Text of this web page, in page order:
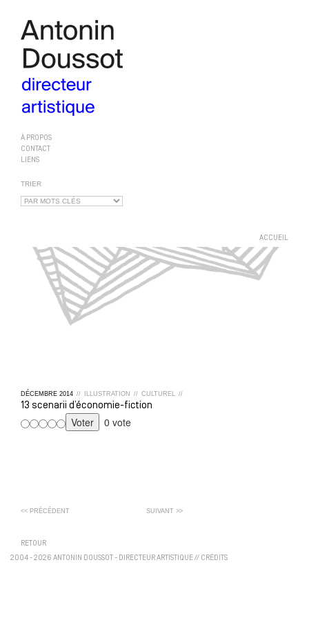
À PROPOS
CONTACT
LIENS
TRIER
ACCUEIL
DÉCEMBRE 2014 // ILLUSTRATION // CULTUREL //
13 scenarii d’économie-fiction
0 vote
<< PRÉCÉDENT SUIVANT >>
RETOUR
2004 - 2026 ANTONIN DOUSSOT - DIRECTEUR ARTISTIQUE// CRÉDITS